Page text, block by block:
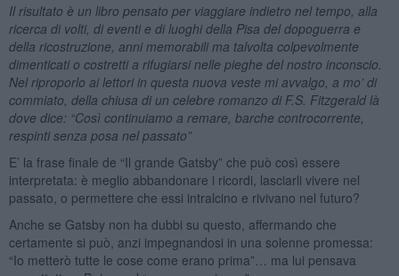
Il risultato è un libro pensato per viaggiare indietro nel tempo, alla
ricerca di volti, di eventi e di luoghi della Pisa del dopoguerra e
della ricostruzione, anni memorabili ma talvolta colpevolmente
dimenticati o costretti a rifugiarsi nelle pieghe del nostro inconscio.
Nel riproporlo ai lettori in questa nuova veste mi avvalgo, a mo’ di
commiato, della chiusa di un celebre romanzo di F.S. Fitzgerald là
dove dice: “Così continuiamo a remare, barche controcorrente,
respinti senza posa nel passato”
E’ la frase finale de “Il grande Gatsby” che può così essere
interpretata: è meglio abbandonare i ricordi, lasciarli vivere nel
passato, o permettere che essi intralcino e rivivano nel futuro?
Anche se Gatsby non ha dubbi su questo, affermando che
certamente si può, anzi impegnandosi in una solenne promessa:
“Io metterò tutte le cose come erano prima”… ma lui pensava